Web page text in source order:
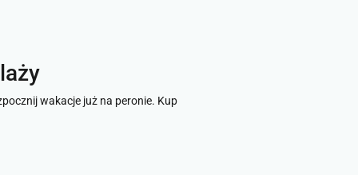
wakacje już na peronie. Kup